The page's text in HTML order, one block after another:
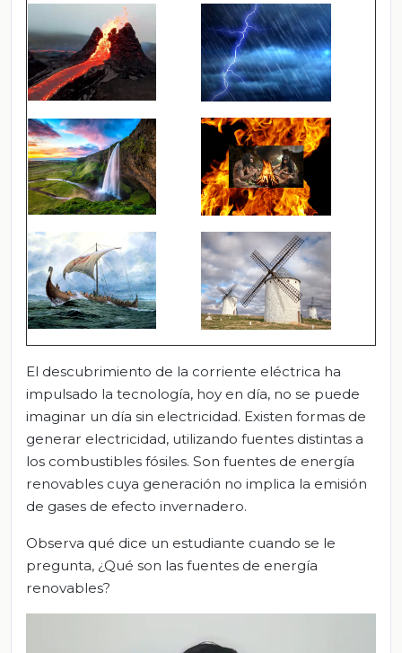
El descubrimiento de la corriente eléctrica ha
impulsado la tecnología, hoy en día, no se puede
imaginar un día sin electricidad. Existen formas de
generar electricidad, utilizando fuentes distintas a
los combustibles fósiles. Son fuentes de energía
renovables cuya generación no implica la emisión
de gases de efecto invernadero.
Observa qué dice un estudiante cuando se le
pregunta, ¿Qué son las fuentes de energía
renovables?